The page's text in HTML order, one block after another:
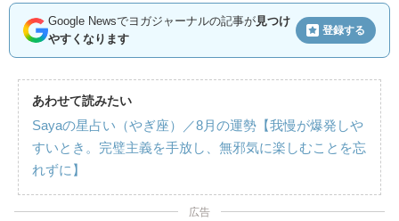
Google Newsでヨガジャーナルの記事が見つけ
やすくなります
登録する
あわせて読みたい
Sayaの星占い（やぎ座）／8月の運勢【我慢が爆発しや
すいとき。完璧主義を手放し、無邪気に楽しむことを忘
れずに】
広告